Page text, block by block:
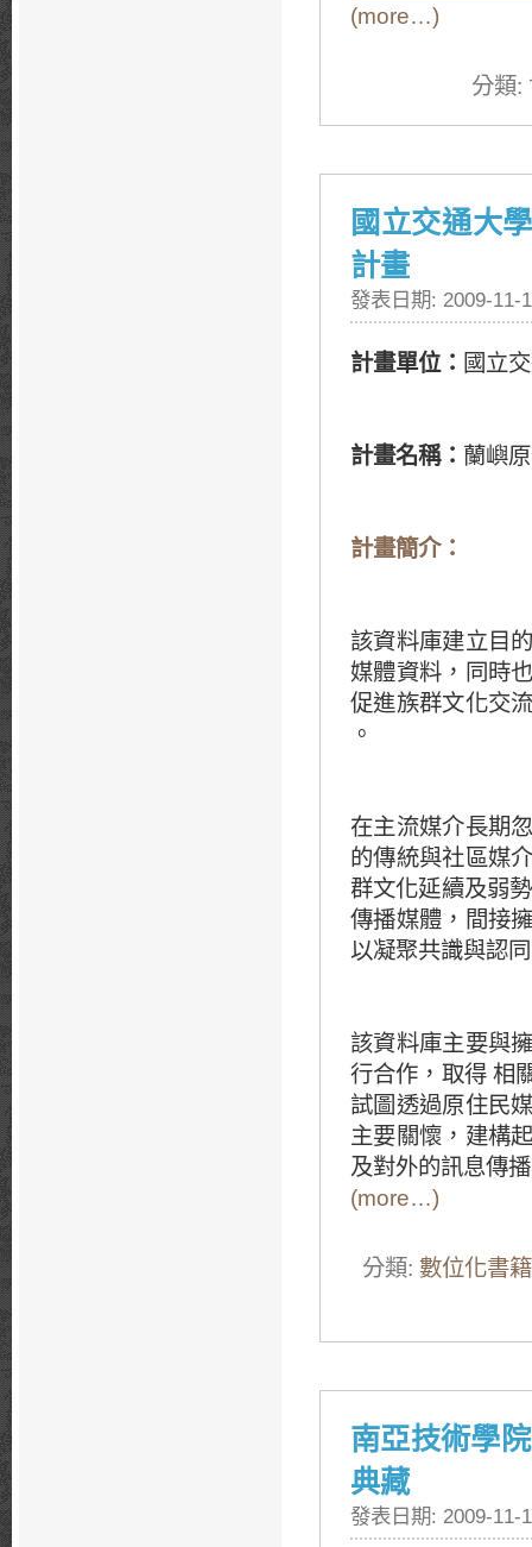
(more…)
分類:
國立交通大
計畫
發表日期: 2009-11-
計畫單位： 國立
計畫名稱： 蘭嶼
計畫簡介：
該資料庫建立目
媒體資料，同時
促進族群文化交
。
在主流媒介長期
的傳統與社區媒
群文化延續及弱
傳播媒體，間接
以凝聚共識與認
該資料庫主要與
行合作，取得 相
試圖透過原住民
主要關懷，建構
及對外的訊息傳
(more…)
分類: 數位化書籍
南亞技術學
典藏
發表日期: 2009-11-